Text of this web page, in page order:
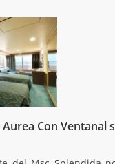
Con Ventanal